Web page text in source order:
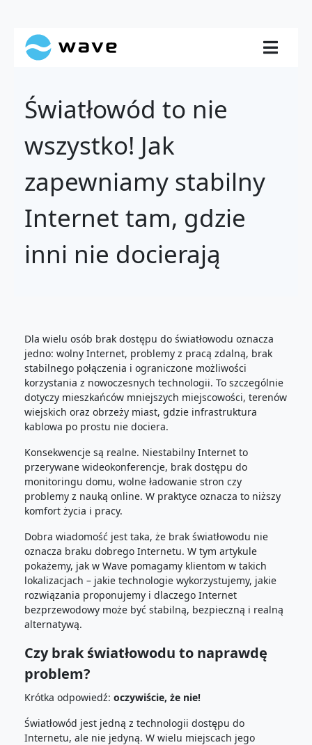
Światłowód to nie
wszystko! Jak
zapewniamy stabilny
Internet tam, gdzie
inni nie docierają
Dla wielu osób brak dostępu do światłowodu oznacza
jedno: wolny Internet, problemy z pracą zdalną, brak
stabilnego połączenia i ograniczone możliwości
korzystania z nowoczesnych technologii. To szczególnie
dotyczy mieszkańców mniejszych miejscowości, terenów
wiejskich oraz obrzeży miast, gdzie infrastruktura
kablowa po prostu nie dociera.
Konsekwencje są realne. Niestabilny Internet to
przerywane wideokonferencje, brak dostępu do
monitoringu domu, wolne ładowanie stron czy
problemy z nauką online. W praktyce oznacza to niższy
komfort życia i pracy.
Dobra wiadomość jest taka, że brak światłowodu nie
oznacza braku dobrego Internetu. W tym artykule
pokażemy, jak w Wave pomagamy klientom w takich
lokalizacjach – jakie technologie wykorzystujemy, jakie
rozwiązania proponujemy i dlaczego Internet
bezprzewodowy może być stabilną, bezpieczną i realną
alternatywą.
Czy brak światłowodu to naprawdę
problem?
Krótka odpowiedź: oczywiście, że nie!
Światłowód jest jedną z technologii dostępu do
Internetu, ale nie jedyną. W wielu miejscach jego